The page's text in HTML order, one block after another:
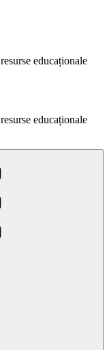
educaționale
educaționale